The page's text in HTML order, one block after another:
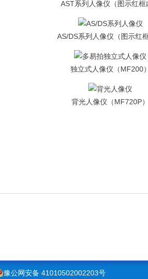
AST系列人像仪（图示红框
AS/DS系列人像仪（图示红框
独立式人像仪（MF200）
背光人像仪（MF720P）
豫公网安备 41010502002203号